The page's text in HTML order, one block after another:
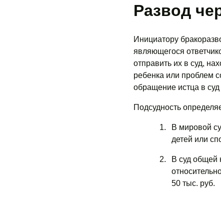
Развод
Инициатору
являющегося
отправить их в суд,
ребенка или проблем
обращение истца в
Подсудность
В мировой
детей или
В суд общей
50 тыс. руб.